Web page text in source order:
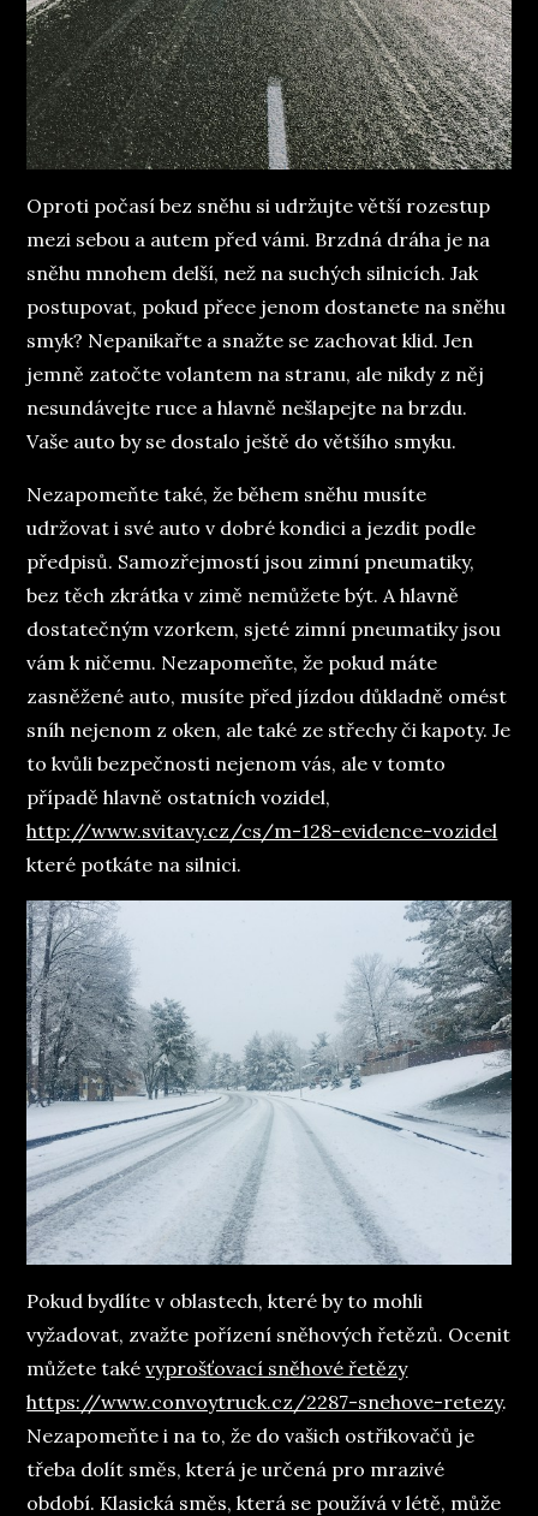
Oproti počasí bez sněhu si udržujte větší rozestup
mezi sebou a autem před vámi. Brzdná dráha je na
sněhu mnohem delší, než na suchých silnicích. Jak
postupovat, pokud přece jenom dostanete na sněhu
smyk? Nepanikařte a snažte se zachovat klid. Jen
jemně zatočte volantem na stranu, ale nikdy z něj
nesundávejte ruce a hlavně nešlapejte na brzdu.
Vaše auto by se dostalo ještě do většího smyku.
Nezapomeňte také, že během sněhu musíte
udržovat i své auto v dobré kondici a jezdit podle
předpisů. Samozřejmostí jsou zimní pneumatiky,
bez těch zkrátka v zimě nemůžete být. A hlavně
dostatečným vzorkem, sjeté zimní pneumatiky jsou
vám k ničemu. Nezapomeňte, že pokud máte
zasněžené auto, musíte před jízdou důkladně omést
sníh nejenom z oken, ale také ze střechy či kapoty. Je
to kvůli bezpečnosti nejenom vás, ale v tomto
případě hlavně ostatních vozidel,
http://www.svitavy.cz/cs/m-128-evidence-vozidel
které potkáte na silnici.
Pokud bydlíte v oblastech, které by to mohli
vyžadovat, zvažte pořízení sněhových řetězů. Ocenit
můžete takévyprošťovací sněhové řetězy
https://www.convoytruck.cz/2287-snehove-retezy.
Nezapomeňte i na to, že do vašich ostřikovačů je
třeba dolít směs, která je určená pro mrazivé
období. Klasická směs, která se používá v létě, může